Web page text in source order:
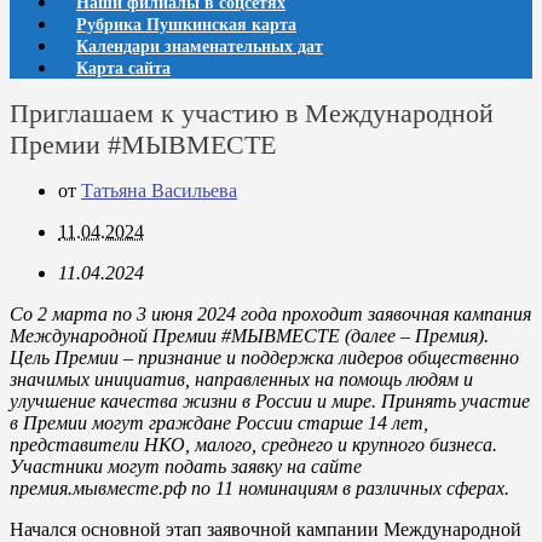
Рубрика Пушкинская карта
Календари знаменательных дат
Карта сайта
Приглашаем к участию в Международной
Премии #МЫВМЕСТЕ
от Татьяна Васильева
11.04.2024
11.04.2024
Со 2 марта по 3 июня 2024 года проходит заявочная кампания
Международной Премии #МЫВМЕСТЕ (далее – Премия).
Цель Премии – признание и поддержка лидеров общественно
значимых инициатив, направленных на помощь людям и
улучшение качества жизни в России и мире. Принять участие
в Премии могут граждане России старше 14 лет,
представители НКО, малого, среднего и крупного бизнеса.
Участники могут подать заявку на сайте
премия.мывместе.рф по 11 номинациям в различных сферах.
Начался основной этап заявочной кампании Международной